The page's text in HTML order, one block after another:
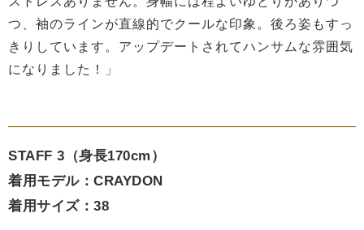
つ、袖のラインが直線的でクールな印象。後ろ姿もすっ
きりしています。アップデートされてハンサムな雰囲気
になりました！」
STAFF 3（身長170cm）
着用モデル：CRAYDON
着用サイズ：38